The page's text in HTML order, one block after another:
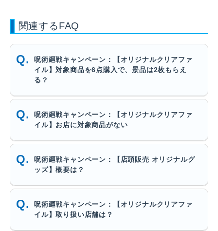
関連するFAQ
呪術廻戦キャンペーン：【オリジナルクリアファ
イル】対象商品を6点購入で、景品は2枚もらえ
る？
呪術廻戦キャンペーン：【オリジナルクリアファ
イル】お店に対象商品がない
呪術廻戦キャンペーン：【店頭販売 オリジナルグ
ッズ】概要は？
呪術廻戦キャンペーン：【オリジナルクリアファ
イル】取り扱い店舗は？